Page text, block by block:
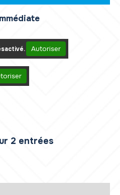
Autoriser
2 entrées